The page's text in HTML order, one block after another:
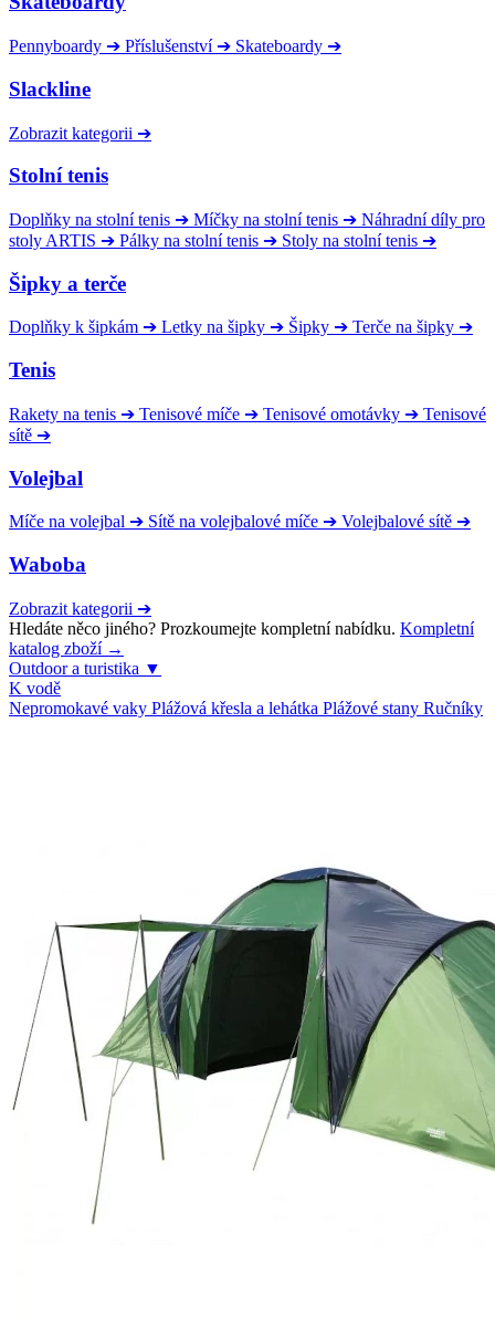
Pennyboardy ➔ Příslušenství ➔ Skateboardy ➔
Slackline
Zobrazit kategorii ➔
Stolní tenis
Doplňky na stolní tenis ➔ Míčky na stolní tenis ➔ Náhradní díly pro
stoly ARTIS ➔ Pálky na stolní tenis ➔ Stoly na stolní tenis ➔
Šipky a terče
Doplňky k šipkám ➔ Letky na šipky ➔ Šipky ➔ Terče na šipky ➔
Tenis
Rakety na tenis ➔ Tenisové míče ➔ Tenisové omotávky ➔ Tenisové
sítě ➔
Volejbal
Míče na volejbal ➔ Sítě na volejbalové míče ➔ Volejbalové sítě ➔
Waboba
Zobrazit kategorii ➔
Hledáte něco jiného? Prozkoumejte kompletní nabídku. Kompletní
katalog zboží →
Outdoor a turistika ▼
K vodě
Nepromokavé vaky Plážová křesla a lehátka Plážové stany Ručníky